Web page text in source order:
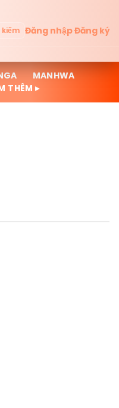
kiếm Đăng nhậpĐăng ký
MANHWA
THÊM ▸